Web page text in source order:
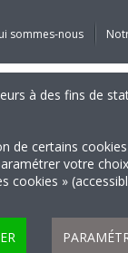
sommes-nous
à des fins de
de certains
votre
»